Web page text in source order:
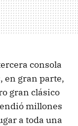
consola
en gran parte,
gran clásico
millones
a toda una